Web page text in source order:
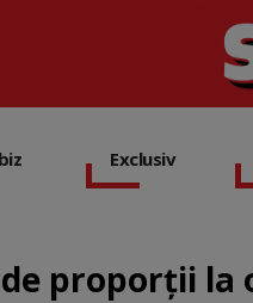
Exclusiv
proporții la